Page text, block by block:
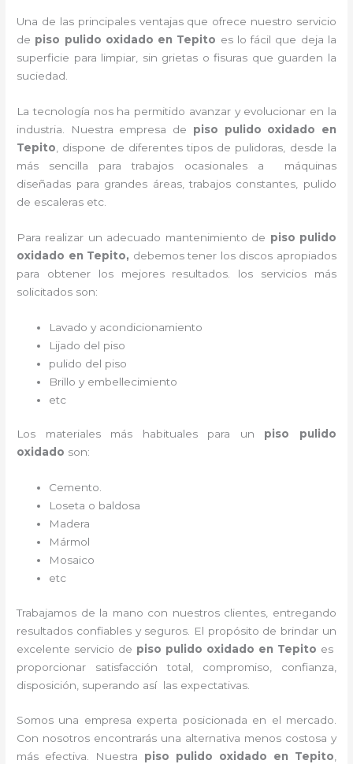
Una de las principales ventajas que ofrece nuestro servicio
de piso pulido oxidado en Tepito es lo fácil que deja la
superficie para limpiar, sin grietas o fisuras que guarden la
suciedad.
La tecnología nos ha permitido avanzar y evolucionar en la
industria. Nuestra empresa de piso pulido oxidado en
Tepito , dispone de diferentes tipos de pulidoras, desde la
más sencilla para trabajos ocasionales a máquinas
diseñadas para grandes áreas, trabajos constantes, pulido
de escaleras etc.
Para realizar un adecuado mantenimiento de piso pulido
oxidado en Tepito, debemos tener los discos apropiados
para obtener los mejores resultados. los servicios más
solicitados son:
Lavado y acondicionamiento
Lijado del piso
pulido del piso
Brillo y embellecimiento
etc
Los materiales más habituales para un piso pulido
oxidado son:
Cemento.
Loseta o baldosa
Madera
Mármol
Mosaico
etc
Trabajamos de la mano con nuestros clientes, entregando
resultados confiables y seguros. El propósito de brindar un
excelente servicio de piso pulido oxidado en Tepito es
proporcionar satisfacción total, compromiso, confianza,
disposición, superando así las expectativas.
Somos una empresa experta posicionada en el mercado.
Con nosotros encontrarás una alternativa menos costosa y
más efectiva. Nuestra piso pulido oxidado en Tepito,